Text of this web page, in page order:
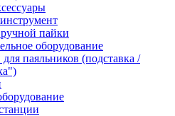
пайки
оборудование
паяльников (подставка /